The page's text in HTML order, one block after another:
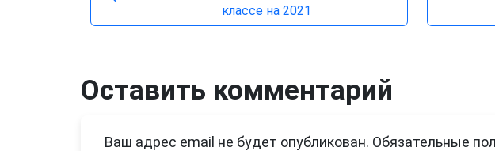
классе на 2021
Оставить комментарий
Ваш адрес email не будет опубликован. Обязательные